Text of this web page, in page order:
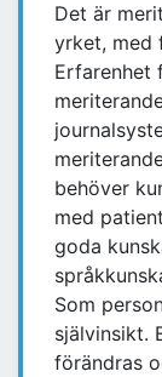
Det är
yrket, med
Erfarenhet
behöver
med
goda
Som
självinsikt.
förändras